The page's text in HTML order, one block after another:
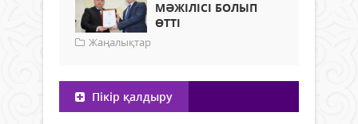
МӘЖІЛІСІ БОЛЫП
ӨТТІ
Жаңалықтар
Пікір қалдыру